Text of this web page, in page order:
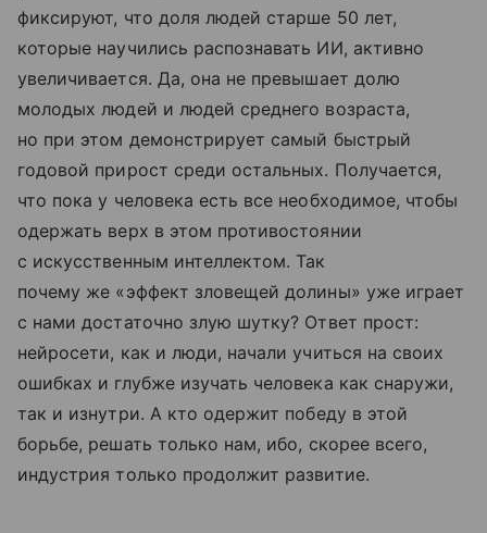
фиксируют, что доля людей старше 50 лет,
которые научились распознавать ИИ, активно
увеличивается. Да, она не превышает долю
молодых людей и людей среднего возраста,
но при этом демонстрирует самый быстрый
годовой прирост среди остальных. Получается,
что пока у человека есть все необходимое, чтобы
одержать верх в этом противостоянии
с искусственным интеллектом. Так
почему же «эффект зловещей долины» уже играет
с нами достаточно злую шутку? Ответ прост:
нейросети, как и люди, начали учиться на своих
ошибках и глубже изучать человека как снаружи,
так и изнутри. А кто одержит победу в этой
борьбе, решать только нам, ибо, скорее всего,
индустрия только продолжит развитие.